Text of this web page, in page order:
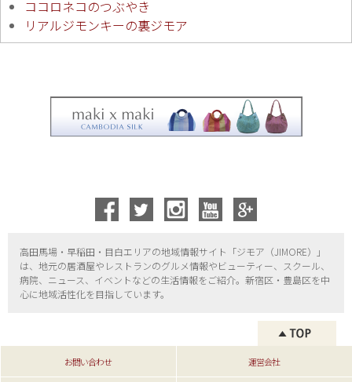
ココロネコのつぶやき
リアルジモンキーの裏ジモア
高田馬場・早稲田・目白エリアの地域情報サイト「ジモア（JIMORE）」
は、地元の居酒屋やレストランのグルメ情報やビューティー、
スクール、
病院、ニュース、イベントなどの生活情報をご紹介。新宿区・ 豊島区を中
心に地域活性化を目指しています。
お問い合わせ 運営会社